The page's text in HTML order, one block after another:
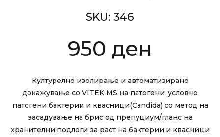
SKU: 346
950 ден
Културелно изолирање и автоматизирано
докажување со VITEK MS на патогени, условно
патогени бактерии и квасници(Candida) со метод на
засадување на брис од препуциум/гланс на
хранителни подлоги за раст на бактерии и квасници